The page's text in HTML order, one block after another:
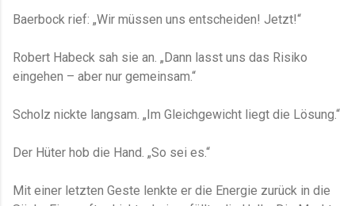
Baerbock rief: „Wir müssen uns entscheiden! Jetzt!“
Robert Habeck sah sie an. „Dann lasst uns das Risiko
eingehen – aber nur gemeinsam.“
Scholz nickte langsam. „Im Gleichgewicht liegt die Lösung.“
Der Hüter hob die Hand. „So sei es.“
Mit einer letzten Geste lenkte er die Energie zurück in die